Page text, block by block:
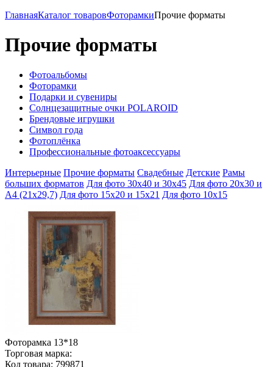
ГлавнаяКаталог товаровФоторамкиПрочие форматы
Прочие форматы
Фотоальбомы
Фоторамки
Подарки и сувениры
Солнцезащитные очки POLAROID
Брендовые игрушки
Символ года
Фотоплёнка
Профессиональные фотоаксессуары
Интерьерные Прочие форматы Свадебные Детские Рамы
больших форматов Для фото 30х40 и 30х45 Для фото 20х30 и
А4 (21х29,7) Для фото 15х20 и 15х21 Для фото 10х15
Фоторамка 13*18
Торговая марка:
Код товара: 799871